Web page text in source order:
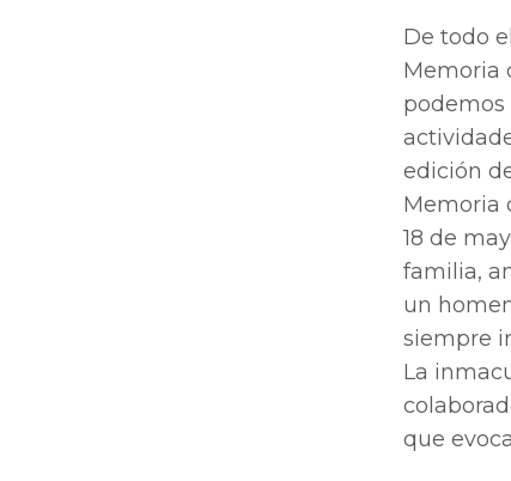
De todo
Memoria
edición
Memoria
18 de
familia,
un
siempre
La
que